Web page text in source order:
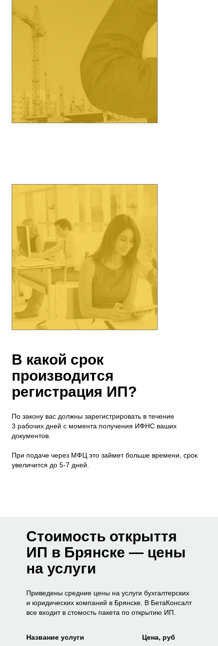
В какой срок
производится
регистрация ИП?
По закону вас должны зарегистрировать в течение
3 рабочих дней с момента получения ИФНС ваших
документов.
При подаче через МФЦ это займет больше времени, срок
увеличится до 5-7 дней.
Стоимость открыття
ИП в Брянске — цены
на услуги
Приведены средние цены на услуги бухгалтерских
и юридических компаний в Брянске. В БетаКонсалт
все входит в стомость пакета по открытию ИП.
Название услуги Цена, руб